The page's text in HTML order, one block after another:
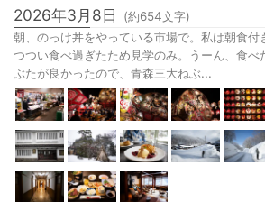
2026年3月8日 (約654文字)
朝、のっけ丼をやっている市場で。私は朝食付
つつい食べ過ぎたため見学のみ。うーん、食べ
ぶたが良かったので、青森三大ねぶ...